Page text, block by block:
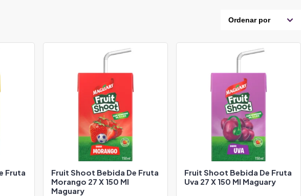
Fruta
Fruit Shoot Bebida De Fruta
Morango 27 X 150 Ml
Maguary
Fruit Shoot Bebida De Fruta
Uva 27 X 150 Ml Maguary